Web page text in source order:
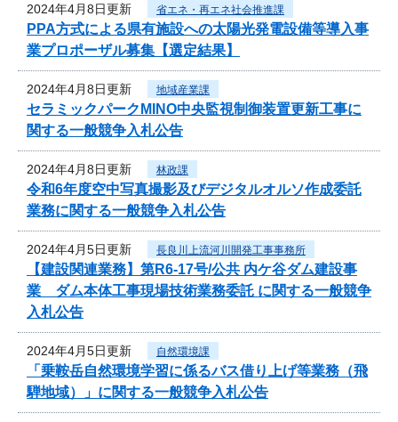
2024年4月8日更新 省エネ・再エネ社会推進課
PPA方式による県有施設への太陽光発電設備等導入事
業プロポーザル募集【選定結果】
2024年4月8日更新 地域産業課
セラミックパークMINO中央監視制御装置更新工事に
関する一般競争入札公告
2024年4月8日更新 林政課
令和6年度空中写真撮影及びデジタルオルソ作成委託
業務に関する一般競争入札公告
2024年4月5日更新 長良川上流河川開発工事事務所
【建設関連業務】第R6-17号/公共 内ケ谷ダム建設事
業 ダム本体工事現場技術業務委託 に関する一般競争
入札公告
2024年4月5日更新 自然環境課
「乗鞍岳自然環境学習に係るバス借り上げ等業務（飛
騨地域）」に関する一般競争入札公告